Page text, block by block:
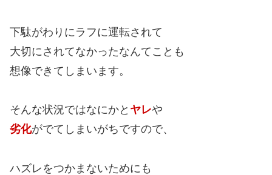
下駄がわりにラフに運転されて
大切にされてなかったなんてことも
想像できてしまいます。
そんな状況ではなにかと ヤレや
劣化がでてしまいがちですので、
ハズレをつかまないためにも